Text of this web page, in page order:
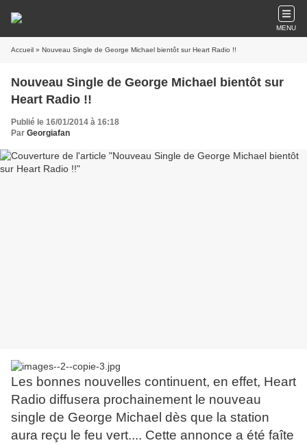
MENU
Accueil » Nouveau Single de George Michael bientôt sur Heart Radio !!
Nouveau Single de George Michael bientôt sur
Heart Radio !!
Publié le 16/01/2014 à 16:18
Par Georgiafan
Les bonnes nouvelles continuent, en effet, Heart
Radio diffusera prochainement le nouveau
single de George Michael dès que la station
aura reçu le feu vert.... Cette annonce a été faîte